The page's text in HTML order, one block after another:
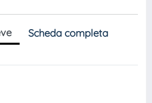
Scheda completa